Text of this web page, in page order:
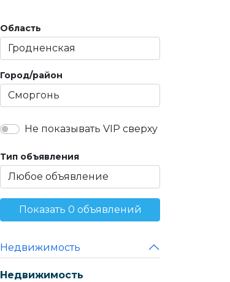
Область
Город/район
Не показывать VIP сверху
Тип объявления
Показать 0 объявлений
Недвижимость
Недвижимость